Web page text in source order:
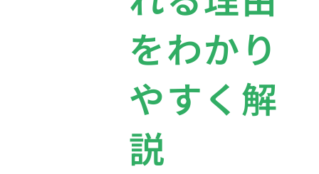
をわかり
やすく解
説